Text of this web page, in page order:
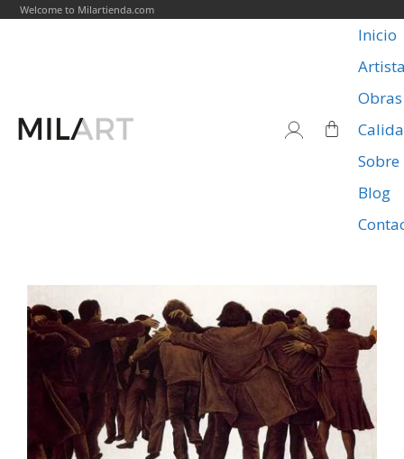
Welcome to Milartienda.com
Inicio
Obras
Blog